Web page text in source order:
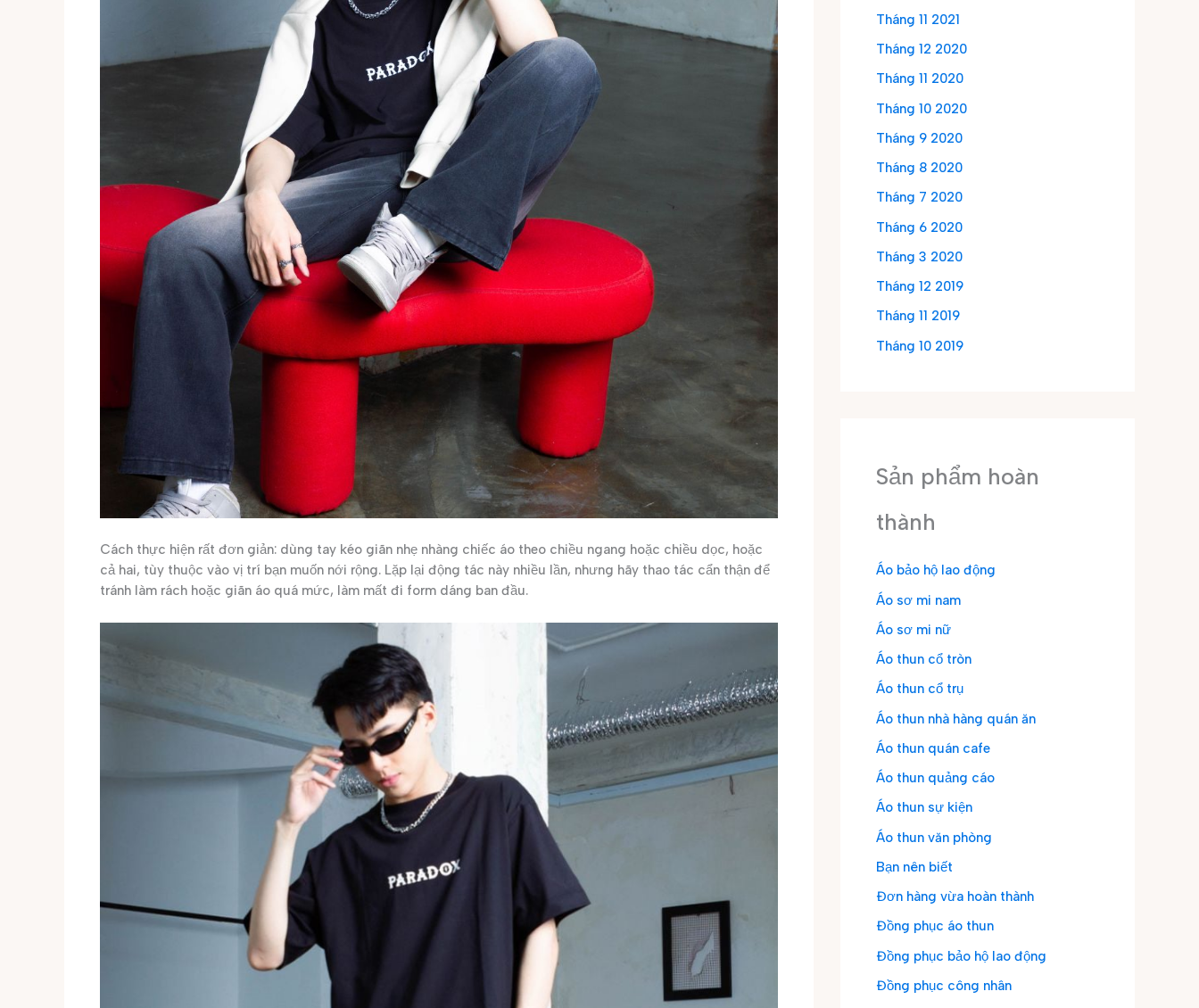
Cách thực hiện rất đơn giản: dùng tay kéo giãn nhẹ nhàng chiếc áo theo chiều ngang hoặc chiều dọc, hoặc
cả hai, tùy thuộc vào vị trí bạn muốn nới rộng. Lặp lại động tác này nhiều lần, nhưng hãy thao tác cẩn thận để
tránh làm rách hoặc giãn áo quá mức, làm mất đi form dáng ban đầu.
Tháng 11 2021
Tháng 12 2020
Tháng 11 2020
Tháng 10 2020
Tháng 9 2020
Tháng 8 2020
Tháng 7 2020
Tháng 6 2020
Tháng 3 2020
Tháng 12 2019
Tháng 11 2019
Tháng 10 2019
Sản phẩm hoàn
thành
Áo bảo hộ lao động
Áo sơ mi nam
Áo sơ mi nữ
Áo thun cổ tròn
Áo thun cổ trụ
Áo thun nhà hàng quán ăn
Áo thun quán cafe
Áo thun quảng cáo
Áo thun sự kiện
Áo thun văn phòng
Bạn nên biết
Đơn hàng vừa hoàn thành
Đồng phục áo thun
Đồng phục bảo hộ lao động
Đồng phục công nhân